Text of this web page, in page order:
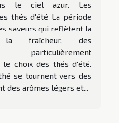
le ciel azur. Les
thés d'été La période
saveurs qui reflètent la
fraîcheur, des
particulièrement
le choix des thés d'été.
se tournent vers des
des arômes légers et...